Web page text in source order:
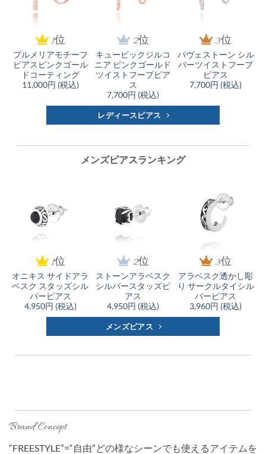
1位
プルメリアモチーフ
ピアスピンクゴール
ドコーティング
11,000円 (税込)
2位
キュービックジルコ
ニア ピンクゴールド
ツイストフープピア
ス
7,700円 (税込)
3位
パヴェストーン シル
バーツイストフープ
ピアス
7,700円 (税込)
レディースピアス
メンズピアスランキング
1位
オニキス サイドアラ
ベスク スタッズシル
バーピアス
4,950円 (税込)
2位
ストーンアラベスク
シルバースタッズピ
アス
4,950円 (税込)
3位
アラベスク透かし彫
り サークルタイシル
バーピアス
3,960円 (税込)
メンズピアス
Brand Concept
“FREESTYLE”=“自由”どの様なシーンでも使えるアイテムを